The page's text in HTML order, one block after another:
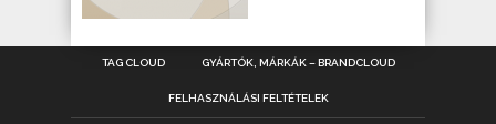
TAG CLOUD GYÁRTÓK, MÁRKÁK – BRANDCLOUD
FELHASZNÁLÁSI FELTÉTELEK